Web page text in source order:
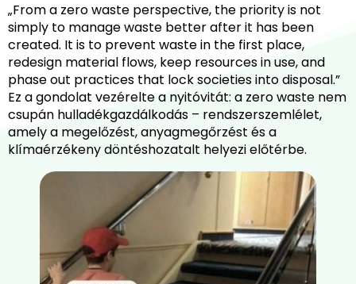
„From a zero waste perspective, the priority is not
simply to manage waste better after it has been
created. It is to prevent waste in the first place,
redesign material flows, keep resources in use, and
phase out practices that lock societies into disposal.”
Ez a gondolat vezérelte a nyitóvitát: a zero waste nem
csupán hulladékgazdálkodás – rendszerszemlélet,
amely a megelőzést, anyagmegőrzést és a
klímaérzékeny döntéshozatalt helyezi előtérbe.